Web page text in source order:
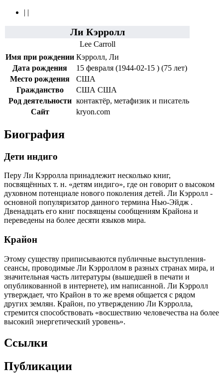
| |
Ли Кэрролл
Lee Carroll
Имя при рождении Кэрролл, Ли
Дата рождения
15 февраля (1944-02-15 ) (75 лет)
Место рождения
США
Гражданство
США США
Род деятельности контактёр, метафизик и писатель
Сайт
kryon.com
Биография
Дети индиго
Перу Ли Кэрролла принадлежит несколько книг,
посвящённых т. н. «детям индиго», где он говорит о высоком
духовном потенциале нового поколения детей. Ли Кэрролл -
основной популяризатор данного термина Нью-Эйдж .
Двенадцать его книг посвящены сообщениям Крайона и
переведены на более десяти языков мира.
Крайон
Этому существу приписываются публичные выступления-
сеансы, проводимые Ли Кэрроллом в разных странах мира, и
значительная часть литературы (вышедшей в печати и
опубликованной в интернете), им написанной. Ли Кэрролл
утверждает, что Крайон в то же время общается с рядом
других землян. Крайон, по утверждению Ли Кэрролла,
стремится способствовать «восшествию человечества на более
высокий энергетический уровень».
Ссылки
Публикации